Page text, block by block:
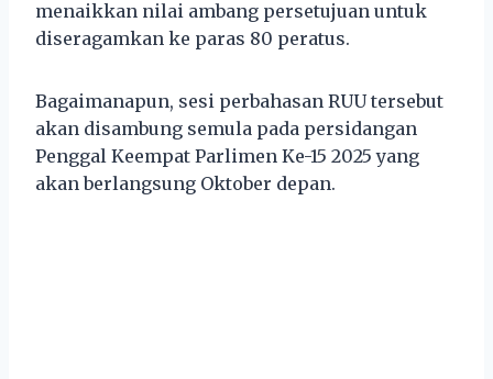
menaikkan nilai ambang persetujuan untuk
diseragamkan ke paras 80 peratus.
Bagaimanapun, sesi perbahasan RUU tersebut
akan disambung semula pada persidangan
Penggal Keempat Parlimen Ke-15 2025 yang
akan berlangsung Oktober depan.